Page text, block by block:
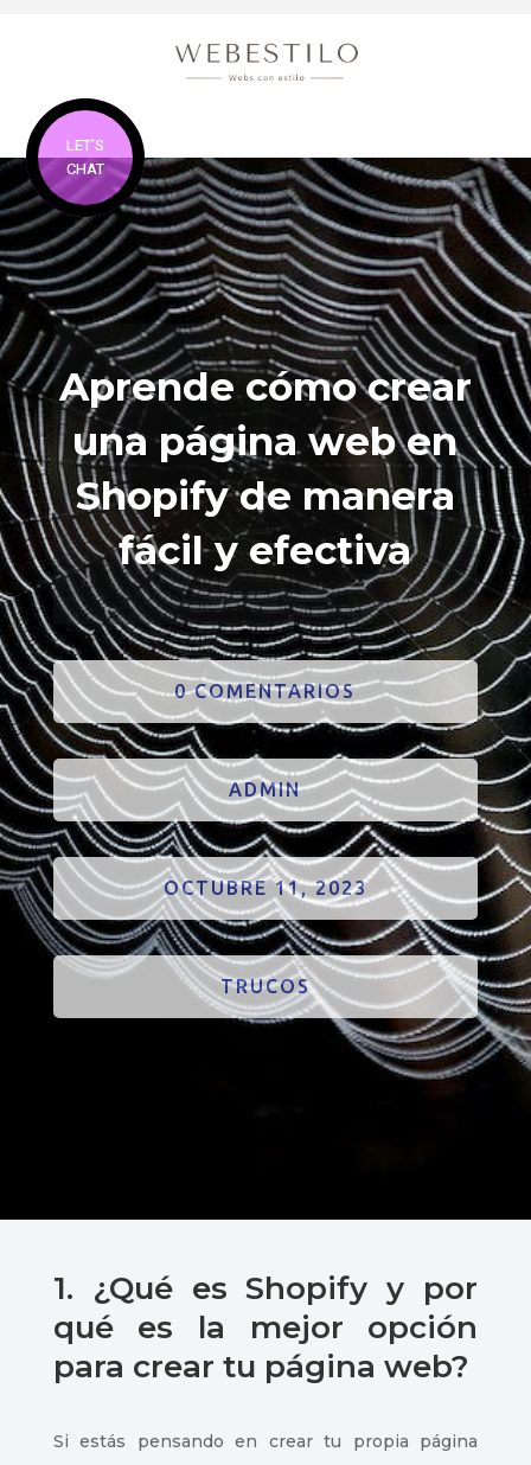
LET'S
CHAT
Aprende cómo crear
una página web en
Shopify de manera
fácil y efectiva
0 COMENTARIOS
ADMIN
OCTUBRE 11, 2023
TRUCOS
1. ¿Qué es Shopify y por
qué es la mejor opción
para crear tu página web?
Si estás pensando en crear tu propia página